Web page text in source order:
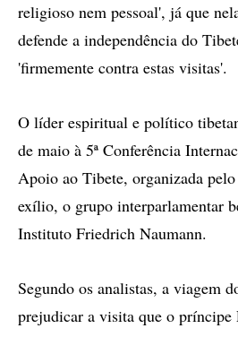
religioso nem pessoal', já que
defende a independência do
'firmemente contra estas visitas'.
O líder espiritual e político
de maio à 5ª Conferência
Apoio ao Tibete, organizada
exílio, o grupo interparlamentar
Instituto Friedrich Naumann.
Segundo os analistas, a viagem
prejudicar a visita que o